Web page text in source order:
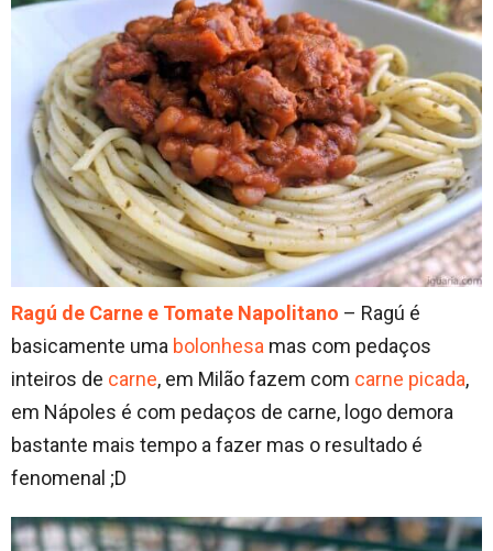
Ragú de Carne e Tomate Napolitano – Ragú é
basicamente uma bolonhesa mas com pedaços
inteiros de carne, em Milão fazem com carne picada,
em Nápoles é com pedaços de carne, logo demora
bastante mais tempo a fazer mas o resultado é
fenomenal ;D